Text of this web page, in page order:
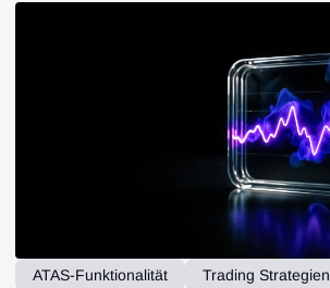
ATAS-Funktionalität
Trading Strategien